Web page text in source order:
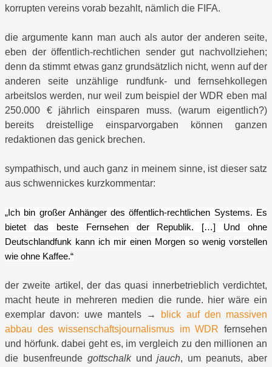
korrupten vereins vorab bezahlt, nämlich die FIFA.
die argumente kann man auch als autor der anderen seite,
eben der öffentlich-rechtlichen sender gut nachvollziehen;
denn da stimmt etwas ganz grundsätzlich nicht, wenn auf der
anderen seite unzählige rundfunk- und fernsehkollegen
arbeitslos werden, nur weil zum beispiel der WDR eben mal
250.000 € jährlich einsparen muss. (warum eigentlich?)
bereits dreistellige einsparvorgaben können ganzen
redaktionen das genick brechen.
sympathisch, und auch ganz in meinem sinne, ist dieser satz
aus schwennickes kurzkommentar:
„Ich bin großer Anhänger des öffentlich-rechtlichen Systems. Es
bietet das beste Fernsehen der Republik. […] Und ohne
Deutschlandfunk kann ich mir einen Morgen so wenig vorstellen
wie ohne Kaffee.“
der zweite artikel, der das quasi innerbetrieblich verdichtet,
macht heute in mehreren medien die runde. hier wäre ein
exemplar davon: uwe mantels →
blick auf den massiven
abbau des wissenschaftsjournalismus im WDR fernsehen
und hörfunk. dabei geht es, im vergleich zu den millionen an
die busenfreunde gottschalkundjauch, um peanuts, aber